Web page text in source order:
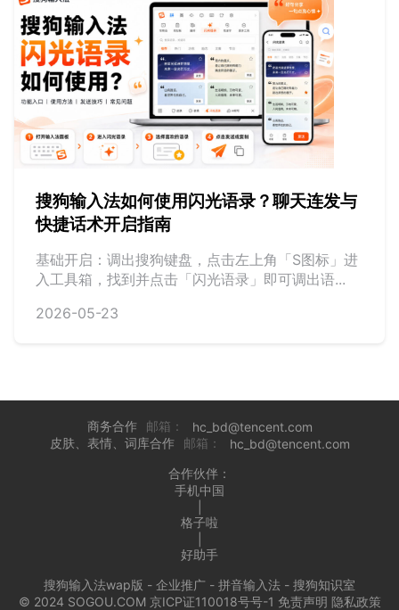
搜狗输入法如何使用闪光语录？聊天连发与
快捷话术开启指南
基础开启：调出搜狗键盘，点击左上角「S图标」进
入工具箱，找到并点击「闪光语录」即可调出语...
2026-05-23
商务合作 邮箱：
hc_bd@tencent.com
皮肤、表情、词库合作
邮箱：
hc_bd@tencent.com
合作伙伴：
手机中国
格子啦
好助手
搜狗输入法wap版 - 企业推广 - 拼音输入法 - 搜狗知识室
© 2024 SOGOU.COM 京ICP证110018号号-1 免责声明 隐私政策